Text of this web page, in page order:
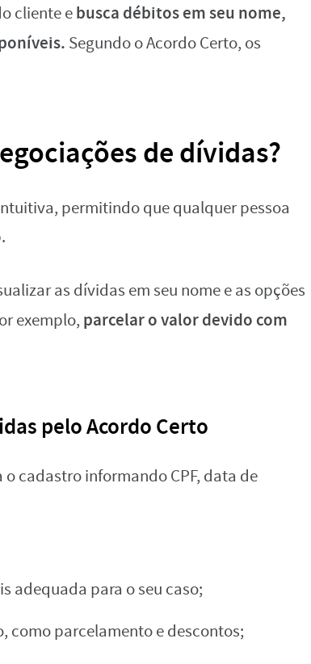
cliente ebusca débitos em seu nome,
Segundo o Acordo Certo, os
de dívidas?
permitindo que qualquer pessoa
as dívidas em seu nome e as opções
exemplo, parcelar o valor devido com
pelo Acordo Certo
o cadastro informando CPF, data de
adequada para o seu caso;
como parcelamento e descontos;